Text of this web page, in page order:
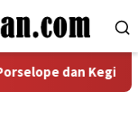
dan Kegiatan